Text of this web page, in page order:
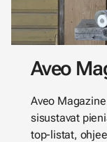
Aveo
Aveo
sisustavat
top-listat,